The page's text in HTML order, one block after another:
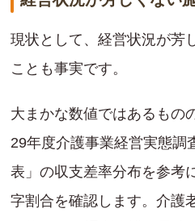
現状として、経営状況が芳
ことも事実です。
大まかな数値ではあるもの
29年度介護事業経営実態調
表」の収支差率分布を参考
字割合を確認します。介護